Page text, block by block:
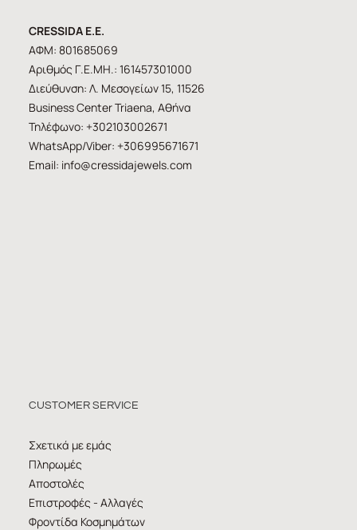
CRESSIDA E.E.
ΑΦΜ: 801685069
Αριθμός Γ.Ε.ΜΗ.: 161457301000
Διεύθυνση: Λ. Μεσογείων 15, 11526
Business Center Triaena, Αθήνα
Τηλέφωνο: +302103002671
WhatsApp/Viber: +306995671671
Email: info@cressidajewels.com
CUSTOMER SERVICE
Σχετικά με εμάς
Πληρωμές
Αποστολές
Επιστροφές - Αλλαγές
Φροντίδα Κοσμημάτων